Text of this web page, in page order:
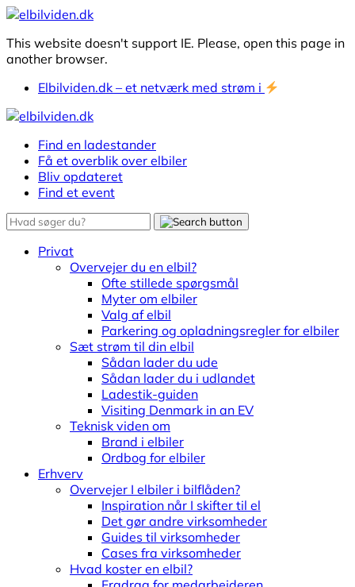
This website doesn't support IE. Please, open this page in
another browser.
Elbilviden.dk – et netværk med strøm i
Find en ladestander
Få et overblik over elbiler
Bliv opdateret
Find et event
Privat
Overvejer du en elbil?
Ofte stillede spørgsmål
Myter om elbiler
Valg af elbil
Parkering og opladningsregler for elbiler
Sæt strøm til din elbil
Sådan lader du ude
Sådan lader du i udlandet
Ladestik-guiden
Visiting Denmark in an EV
Teknisk viden om
Brand i elbiler
Ordbog for elbiler
Erhverv
Overvejer I elbiler i bilflåden?
Inspiration når I skifter til el
Det gør andre virksomheder
Guides til virksomheder
Cases fra virksomheder
Hvad koster en elbil?